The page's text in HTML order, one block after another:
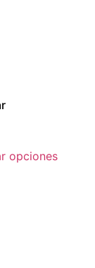
opciones